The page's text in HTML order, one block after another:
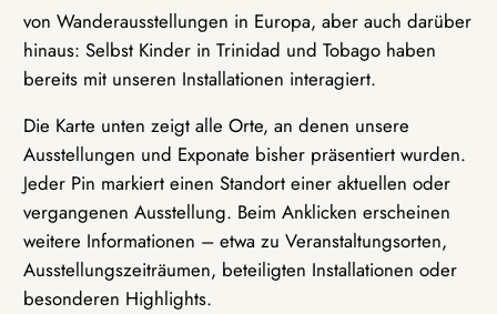
von Wanderausstellungen in Europa, aber auch darüber
hinaus: Selbst Kinder in Trinidad und Tobago haben
bereits mit unseren Installationen interagiert.
Die Karte unten zeigt alle Orte, an denen unsere
Ausstellungen und Exponate bisher präsentiert wurden.
Jeder Pin markiert einen Standort einer aktuellen oder
vergangenen Ausstellung. Beim Anklicken erscheinen
weitere Informationen – etwa zu Veranstaltungsorten,
Ausstellungszeiträumen, beteiligten Installationen oder
besonderen Highlights.